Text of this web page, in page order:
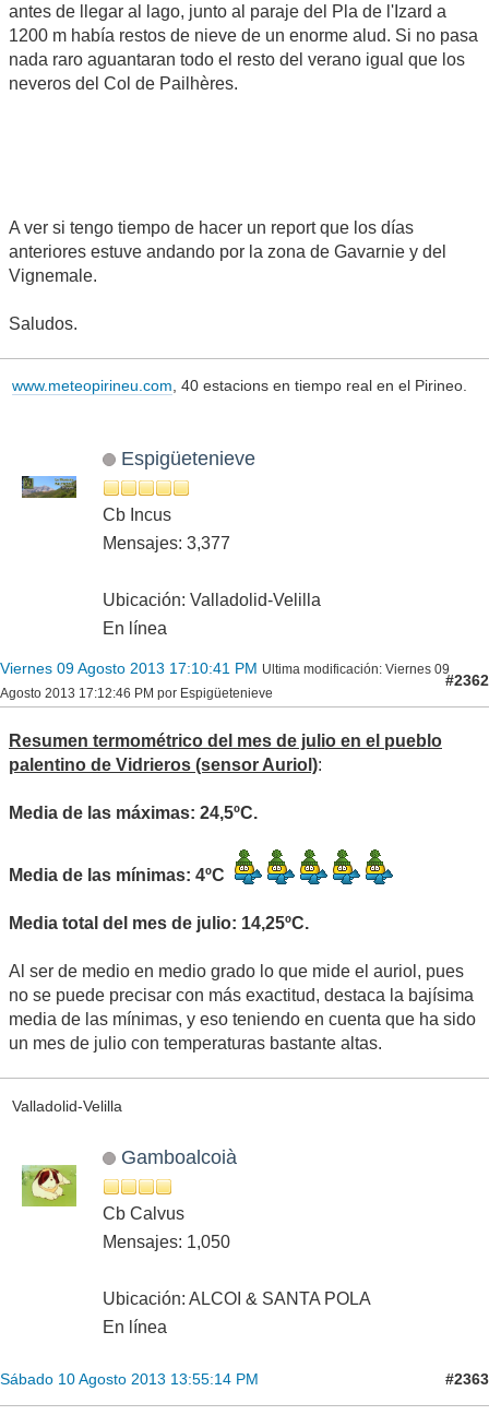
antes de llegar al lago, junto al paraje del Pla de l'Izard a
1200 m había restos de nieve de un enorme alud. Si no pasa
nada raro aguantaran todo el resto del verano igual que los
neveros del Col de Pailhères.
A ver si tengo tiempo de hacer un report que los días
anteriores estuve andando por la zona de Gavarnie y del
Vignemale.
Saludos.
www.meteopirineu.com , 40 estacions en tiempo real en el Pirineo.
Espigüetenieve
Cb Incus
Mensajes: 3,377
Ubicación: Valladolid-Velilla
En línea
Viernes 09 Agosto 2013 17:10:41 PM Ultima modificación: Viernes 09
Agosto 2013 17:12:46 PM por Espigüetenieve
#2362
Resumen termométrico del mes de julio en el pueblo
palentino de Vidrieros (sensor Auriol):
Media de las máximas: 24,5ºC.
Media de las mínimas: 4ºC
Media total del mes de julio: 14,25ºC.
Al ser de medio en medio grado lo que mide el auriol, pues
no se puede precisar con más exactitud, destaca la bajísima
media de las mínimas, y eso teniendo en cuenta que ha sido
un mes de julio con temperaturas bastante altas.
Valladolid-Velilla
Gamboalcoià
Cb Calvus
Mensajes: 1,050
Ubicación: ALCOI & SANTA POLA
En línea
Sábado 10 Agosto 2013 13:55:14 PM #2363